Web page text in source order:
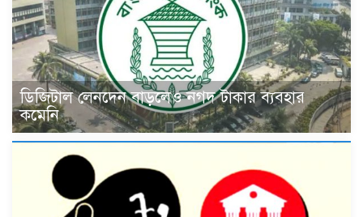
ডিজিটাল লেনদেন বাড়লেও নগদ টাকার ব্যবহার
কমেনি